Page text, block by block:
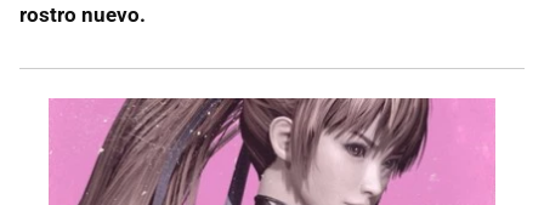
rostro nuevo.